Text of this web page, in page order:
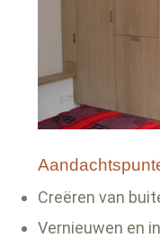
Creëren van
Vernieuwen en